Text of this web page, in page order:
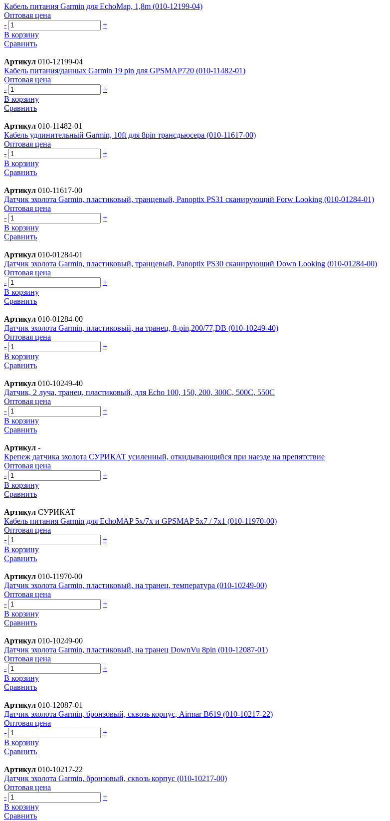
Кабель питания Garmin для EchoMap, 1,8m (010-12199-04)
Оптовая цена
-
+
В корзину
Сравнить
Артикул 010-12199-04
Кабель питания/данных Garmin 19 pin для GPSMAP720 (010-11482-01)
Оптовая цена
-
+
В корзину
Сравнить
Артикул 010-11482-01
Кабель удлинительный Garmin, 10ft для 8pin трансдьюсера (010-11617-00)
Оптовая цена
-
+
В корзину
Сравнить
Артикул 010-11617-00
Датчик эхолота Garmin, пластиковый, транцевый, Panoptix PS31 cканирующий Forw Looking (010-01284-01)
Оптовая цена
-
+
В корзину
Сравнить
Артикул 010-01284-01
Датчик эхолота Garmin, пластиковый, транцевый, Panoptix PS30 cканирующий Down Looking (010-01284-00)
Оптовая цена
-
+
В корзину
Сравнить
Артикул 010-01284-00
Датчик эхолота Garmin, пластиковый, на транец, 8-pin,200/77,DB (010-10249-40)
Оптовая цена
-
+
В корзину
Сравнить
Артикул 010-10249-40
Датчик, 2 луча, транец, пластиковый, для Echo 100, 150, 200, 300C, 500C, 550C
Оптовая цена
-
+
В корзину
Сравнить
Артикул -
Крепеж датчика эхолота СУРИКАТ усиленный, откидывающийся при наезде на препятствие
Оптовая цена
-
+
В корзину
Сравнить
Артикул СУРИКАТ
Кабель питания Garmin для EchoMAP 5x/7x и GPSMAP 5x7 / 7x1 (010-11970-00)
Оптовая цена
-
+
В корзину
Сравнить
Артикул 010-11970-00
Датчик эхолота Garmin, пластиковый, на транец, температура (010-10249-00)
Оптовая цена
-
+
В корзину
Сравнить
Артикул 010-10249-00
Датчик эхолота Garmin, пластиковый, на транец DownVu 8pin (010-12087-01)
Оптовая цена
-
+
В корзину
Сравнить
Артикул 010-12087-01
Датчик эхолота Garmin, бронзовый, сквозь корпус, Airmar B619 (010-10217-22)
Оптовая цена
-
+
В корзину
Сравнить
Артикул 010-10217-22
Датчик эхолота Garmin, бронзовый, сквозь корпус (010-10217-00)
Оптовая цена
-
+
В корзину
Сравнить